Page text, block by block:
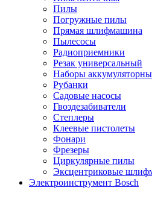
Пилы
Погружные пилы
Прямая шлифмашина
Пылесосы
Радиоприемники
Резак универсальный
Наборы
Рубанки
Садовые насосы
Гвоздезабиватели
Степлеры
Клеевые пистолеты
Фонари
Фрезеры
Циркулярные пилы
Эксцентриковые
Электроинструмент Bosch